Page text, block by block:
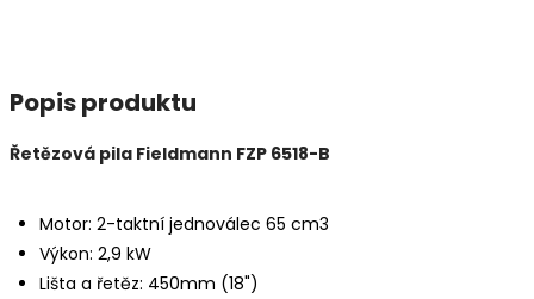
Popis produktu
Řetězová pila Fieldmann FZP 6518-B
Motor: 2-taktní jednoválec 65 cm3
Výkon: 2,9 kW
Lišta a řetěz: 450mm (18")